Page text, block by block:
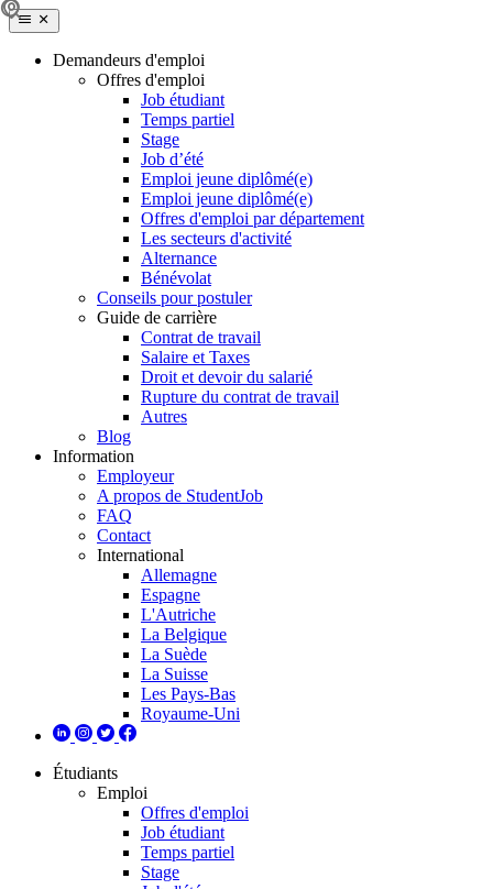
Demandeurs d'emploi
Offres d'emploi
Job étudiant
Temps partiel
Stage
Job d’été
Emploi jeune diplômé(e)
Emploi jeune diplômé(e)
Offres d'emploi par département
Les secteurs d'activité
Alternance
Bénévolat
Conseils pour postuler
Guide de carrière
Contrat de travail
Salaire et Taxes
Droit et devoir du salarié
Rupture du contrat de travail
Autres
Blog
Information
Employeur
A propos de StudentJob
FAQ
Contact
International
Allemagne
Espagne
L'Autriche
La Belgique
La Suède
La Suisse
Les Pays-Bas
Royaume-Uni
Étudiants
Emploi
Offres d'emploi
Job étudiant
Temps partiel
Stage